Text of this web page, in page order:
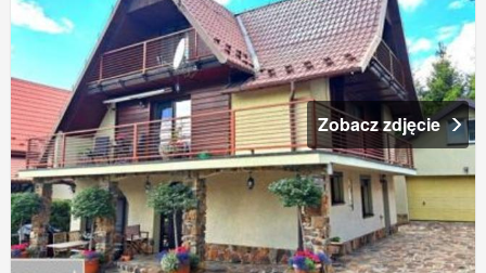
Zobacz zdjęcie